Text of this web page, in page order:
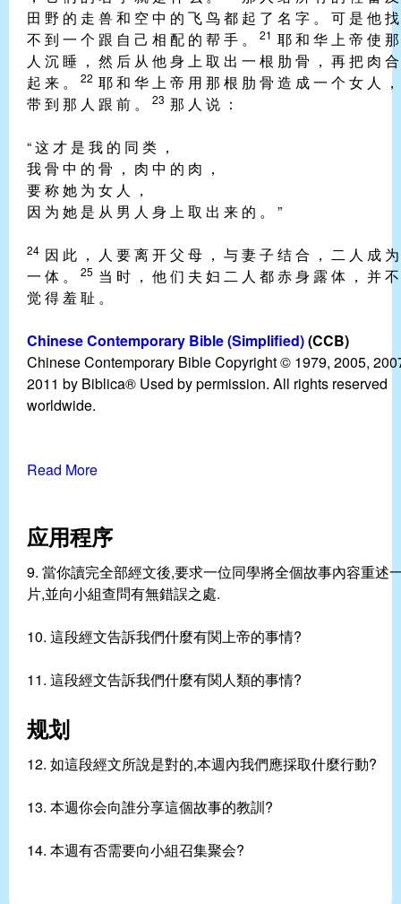
田 野 的 走 兽 和 空 中 的 飞 鸟 都 起 了 名 字 。 可 是 他 找
不 到 一 个 跟 自 己 相 配 的 帮 手 。
21 耶 和 华 上 帝 使 那
人 沉 睡 ， 然 后 从 他 身 上 取 出 一 根 肋 骨 ， 再 把 肉 合
起 来 。
22 耶 和 华 上 帝 用 那 根 肋 骨 造 成 一 个 女 人 ，
带 到 那 人 跟 前 。
23 那 人 说 ：
“ 这 才 是 我 的 同 类 ，
我 骨 中 的 骨 ， 肉 中 的 肉 ，
要 称 她 为 女 人 ，
因 为 她 是 从 男 人 身 上 取 出 来 的 。 ”
24 因 此 ， 人 要 离 开 父 母 ， 与 妻 子 结 合 ， 二 人 成 为
一 体 。
25 当 时 ， 他 们 夫 妇 二 人 都 赤 身 露 体 ， 并 不
觉 得 羞 耻 。
Chinese Contemporary Bible (Simplified)(CCB)
Chinese Contemporary Bible Copyright © 1979, 2005,
2011 by Biblica® Used by permission. All rights reserved
worldwide.
Read More
应用程序
9. 當你讀完全部經文後,要求一位同學將全個故事內容重述
片,並向小組查問有無錯誤之處.
10. 這段經文告訴我們什麼有関上帝的事情?
11. 這段經文告訴我們什麼有関人類的事情?
规划
12. 如這段經文所說是對的,本週內我們應採取什麼行動?
13. 本週你会向誰分享這個故事的教訓?
14. 本週有否需要向小組召集聚会?